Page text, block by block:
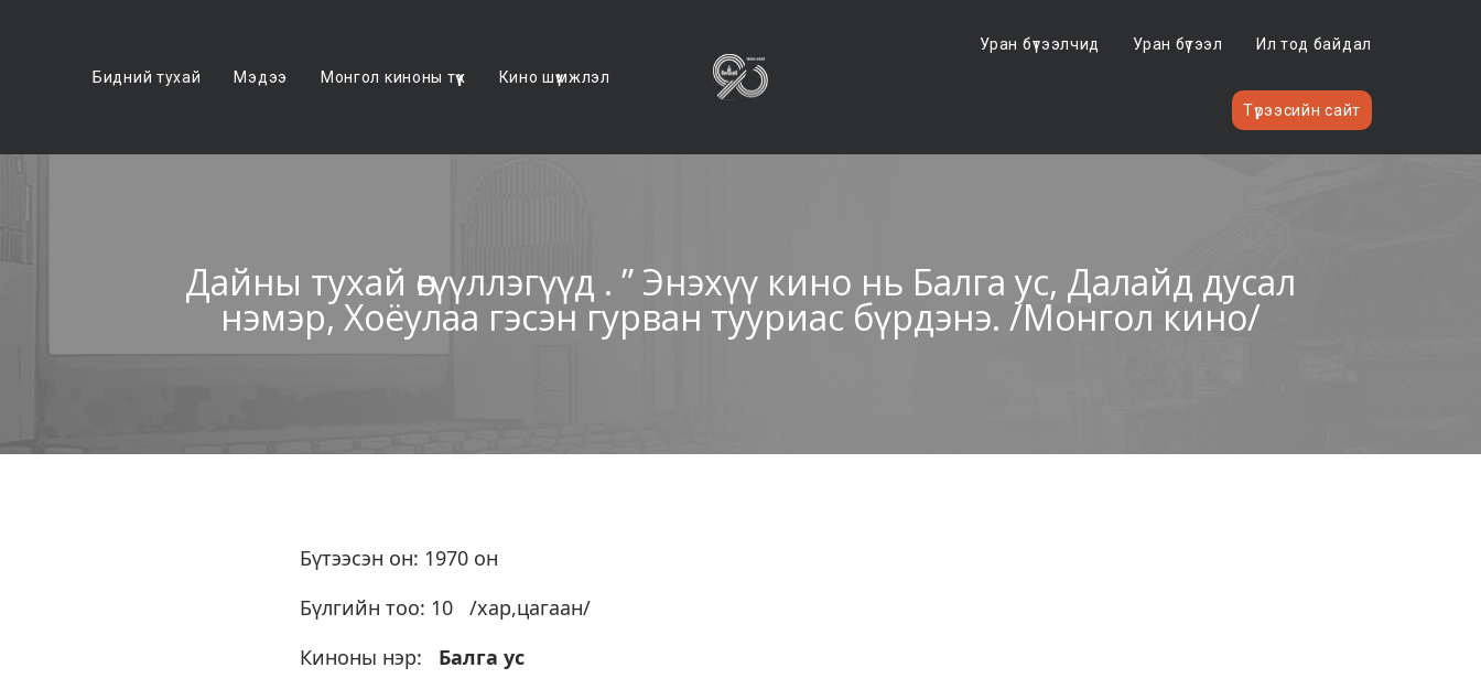
Бидний тухай Мэдээ Монгол киноны түүх Кино шүүмжлэл
Уран бүтээлчид Уран бүтээл Ил тод байдал
Түрээсийн сайт
Дайны тухай өгүүллэгүүд . ” Энэхүү кино нь Балга ус, Далайд дусал
нэмэр, Хоёулаа гэсэн гурван тууриас бүрдэнэ. /Монгол кино/
Бүтээсэн он: 1970 он
Бүлгийн тоо: 10 /хар,цагаан/
Киноны нэр: Балга ус